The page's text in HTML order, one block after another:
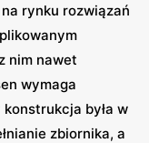
rynku rozwiązań
nim nawet
wymaga
była w
zbiornika, a